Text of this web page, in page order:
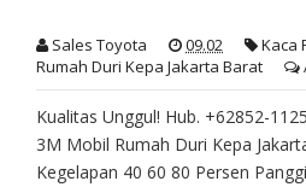
Sales Toyota 09.02
Kaca
Rumah Duri Kepa Jakarta Barat
Kualitas Unggul! Hub. +62852-
3M Mobil Rumah Duri Kepa
Kegelapan 40 60 80 Persen